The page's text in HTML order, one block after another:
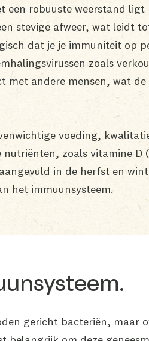
robuuste weerstand
stevige afweer, wat leidt
dat je je immuniteit op
zoals
met andere mensen, wat
voeding,
zoals vitamine D
in de herfst en
het immuunsysteem.
gericht bacteriën, maar